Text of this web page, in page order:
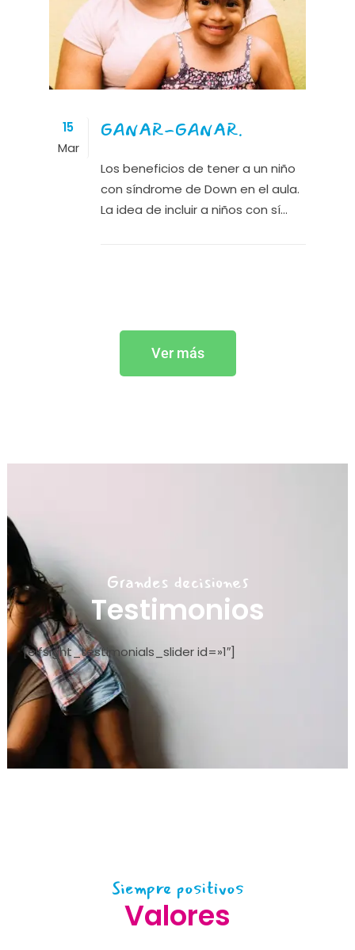
15
Mar
GANAR-GANAR.
Los beneficios de tener a un niño
con síndrome de Down en el aula.
La idea de incluir a niños con sí...
Ver más
Grandes decisiones
Testimonios
[elfsight_testimonials_slider id=»1″]
Siempre positivos
Valores